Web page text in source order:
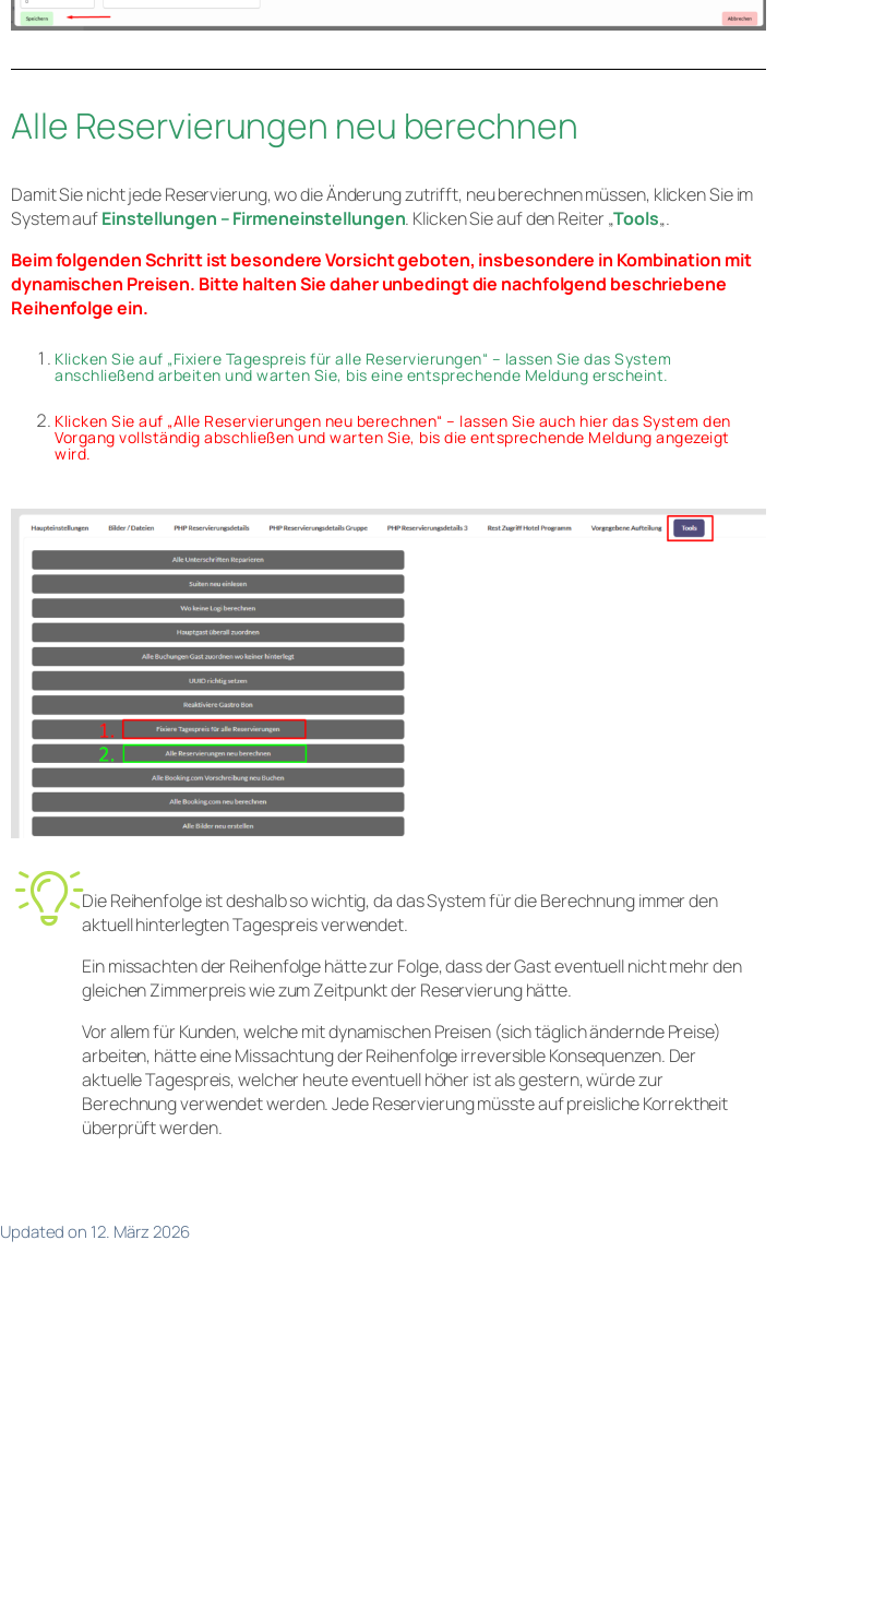
Alle Reservierungen neu berechnen
Damit Sie nicht jede Reservierung, wo die Änderung zutrifft, neu berechnen müssen, klicken Sie im
System aufEinstellungen – Firmeneinstellungen. Klicken Sie auf den Reiter „Tools„.
Beim folgenden Schritt ist besondere Vorsicht geboten, insbesondere in Kombination mit
dynamischen Preisen. Bitte halten Sie daher unbedingt die nachfolgend beschriebene
Reihenfolge ein.
Klicken Sie auf „Fixiere Tagespreis für alle Reservierungen“ – lassen Sie das System
anschließend arbeiten und warten Sie, bis eine entsprechende Meldung erscheint.
Klicken Sie auf „Alle Reservierungen neu berechnen“ – lassen Sie auch hier das System den
Vorgang vollständig abschließen und warten Sie, bis die entsprechende Meldung angezeigt
wird.
Die Reihenfolge ist deshalb so wichtig, da das System für die Berechnung immer den
aktuell hinterlegten Tagespreis verwendet.
Ein missachten der Reihenfolge hätte zur Folge, dass der Gast eventuell nicht mehr den
gleichen Zimmerpreis wie zum Zeitpunkt der Reservierung hätte.
Vor allem für Kunden, welche mit dynamischen Preisen (sich täglich ändernde Preise)
arbeiten, hätte eine Missachtung der Reihenfolge irreversible Konsequenzen. Der
aktuelle Tagespreis, welcher heute eventuell höher ist als gestern, würde zur
Berechnung verwendet werden. Jede Reservierung müsste auf preisliche Korrektheit
überprüft werden.
Updated on 12. März 2026